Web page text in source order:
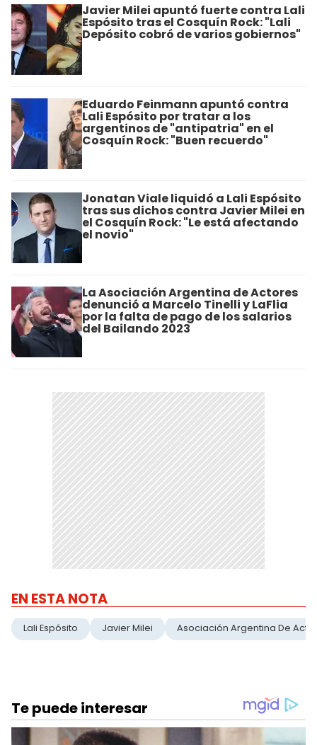
Javier Milei apuntó fuerte contra Lali
Espósito tras el Cosquín Rock: "Lali
Depósito cobró de varios gobiernos"
Eduardo Feinmann apuntó contra
Lali Espósito por tratar a los
argentinos de "antipatria" en el
Cosquín Rock: "Buen recuerdo"
Jonatan Viale liquidó a Lali Espósito
tras sus dichos contra Javier Milei en
el Cosquín Rock: "Le está afectando
el novio"
La Asociación Argentina de Actores
denunció a Marcelo Tinelli y LaFlia
por la falta de pago de los salarios
del Bailando 2023
EN ESTA NOTA
Lali Espósito Javier Milei Asociación Argentina De